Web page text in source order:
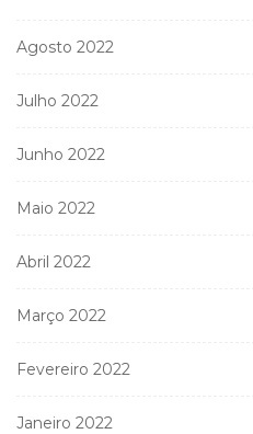
Agosto 2022
Julho 2022
Junho 2022
Maio 2022
Abril 2022
Março 2022
Fevereiro 2022
Janeiro 2022